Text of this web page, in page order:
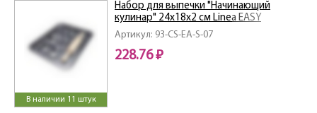
В наличии 11 штук
Артикул: 93-CS-EA-S-07
Набор для выпечки "Начинающий
кулинар" 24х18х2 см Linea EASY
228.76 ₽